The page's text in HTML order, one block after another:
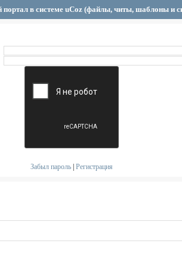
портал в системе uCoz (файлы, читы, шаблоны и
Забыл пароль |Регистрация